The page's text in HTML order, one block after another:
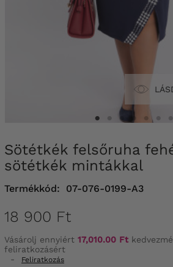
Sötétkék felsőruha fehér és
sötétkék mintákkal
Termékkód: 07-076-0199-A3
18 900 Ft
Vásárolj ennyiért 17,010.00 Ft
feliratkozásért
-
Feliratkozás